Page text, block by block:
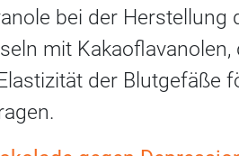
bei der
mit
der Blutgefäße